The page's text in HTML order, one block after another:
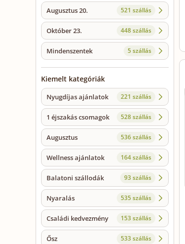
Augusztus 20. 521 szállás
Október 23. 448 szállás
Mindenszentek 5 szállás
Kiemelt kategóriák
Nyugdíjas ajánlatok 221 szállás
1 éjszakás csomagok 528 szállás
Augusztus 536 szállás
Wellness ajánlatok 164 szállás
Balatoni szállodák 93 szállás
Nyaralás 535 szállás
Családi kedvezmény 153 szállás
Ősz 533 szállás